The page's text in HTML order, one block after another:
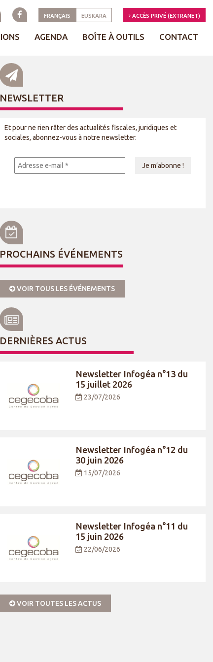
FRANÇAIS EUSKARA ACCÈS PRIVÉ (EXTRANET)
AGENDA BOÎTE À OUTILS CONTACT
NEWSLETTER
Et pour ne rien râter des actualités fiscales, juridiques et
sociales, abonnez-vous à notre newsletter.
PROCHAINS ÉVÉNEMENTS
VOIR TOUS LES ÉVÉNEMENTS
DERNIÈRES ACTUS
Newsletter Infogéa n°13 du
15 juillet 2026
23/07/2026
Newsletter Infogéa n°12 du
30 juin 2026
15/07/2026
Newsletter Infogéa n°11 du
15 juin 2026
22/06/2026
VOIR TOUTES LES ACTUS